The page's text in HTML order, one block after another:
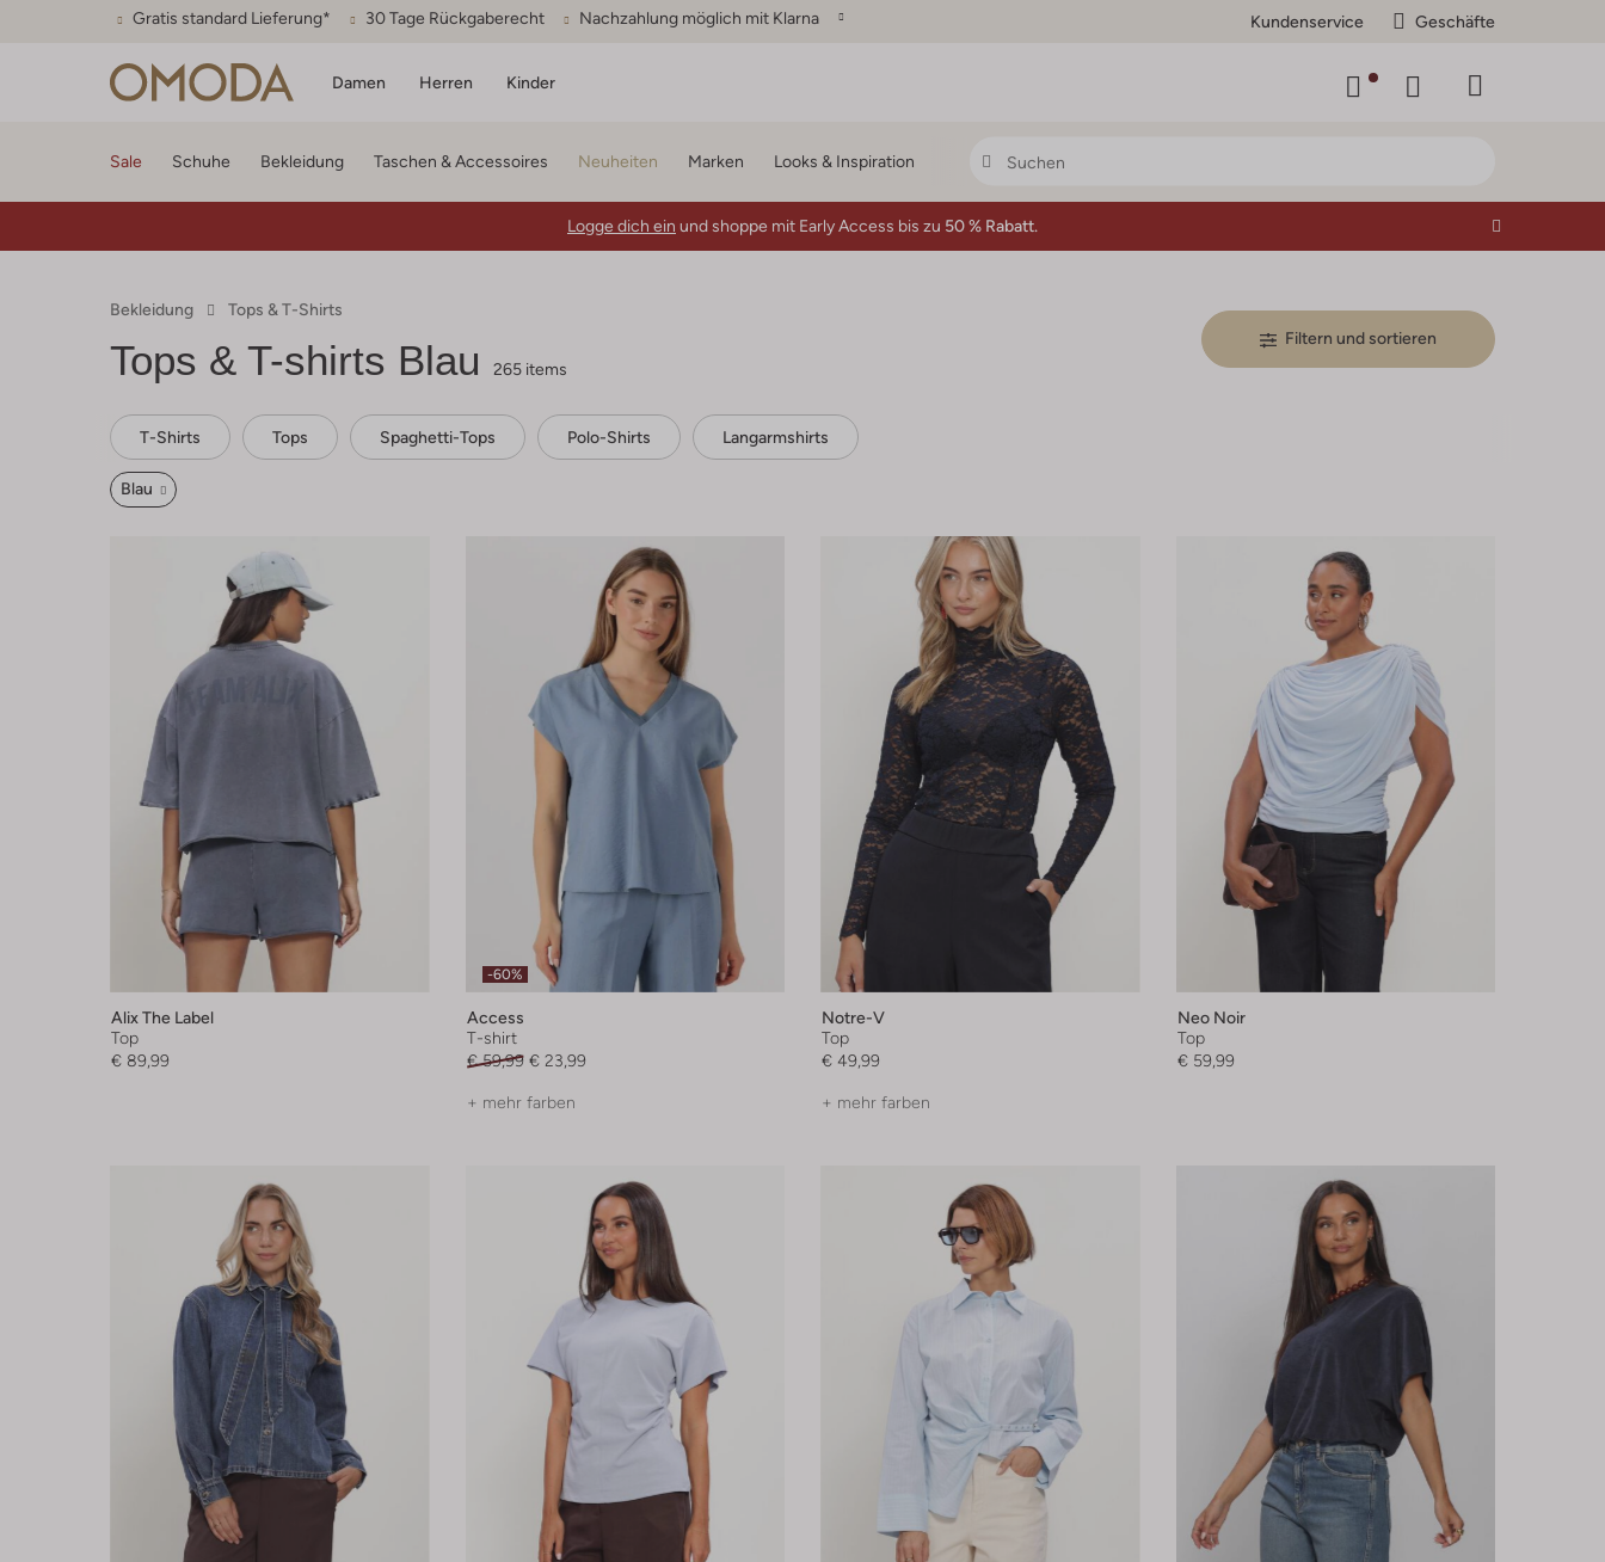
Gratis standard Lieferung* 30 Tage Rückgaberecht Nachzahlung möglich mit Klarna Kundenservice Geschäfte
Damen Herren Kinder
Sale Schuhe Bekleidung Taschen & Accessoires Neuheiten Marken Looks & Inspiration
Logge dich ein und shoppe mit Early Access bis zu 50 % Rabatt.
Bekleidung Tops & T-Shirts
Tops & T-shirts Blau 265 items
Filtern und sortieren
T-Shirts Tops Spaghetti-Tops Polo-Shirts Langarmshirts
Blau
Alix The Label
Top
€ 89,99
-60%
Access
T-shirt
€ 59,99 € 23,99
+ mehr farben
Notre-V
Top
€ 49,99
+ mehr farben
Neo Noir
Top
€ 59,99